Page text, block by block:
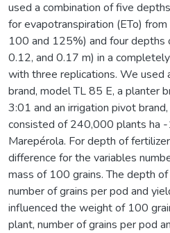
used a combination of five
for evapotranspiration (ETo)
100 and 125%) and four depths
0.12, and 0.17 m) in a
with three replications. We used
brand, model TL 85 E, a planter
3:01 and an irrigation pivot
consisted of 240,000 plants ha
Marepérola. For depth of
difference for the variables
mass of 100 grains. The depth
number of grains per pod and
influenced the weight of 100
plant, number of grains per pod